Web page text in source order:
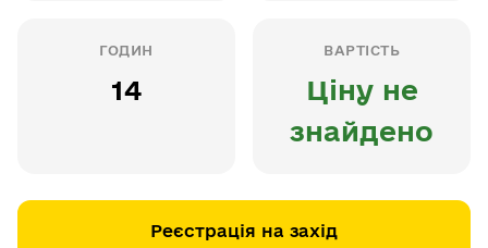
ГОДИН
14
ВАРТІСТЬ
Ціну не
знайдено
Реєстрація на захід